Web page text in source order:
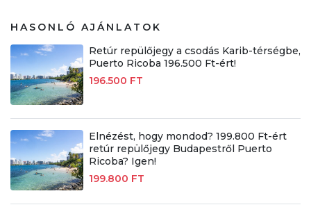
HASONLÓ AJÁNLATOK
Retúr repülőjegy a csodás Karib-térségbe,
Puerto Ricoba 196.500 Ft-ért!
196.500 FT
Elnézést, hogy mondod? 199.800 Ft-ért
retúr repülőjegy Budapestről Puerto
Ricoba? Igen!
199.800 FT